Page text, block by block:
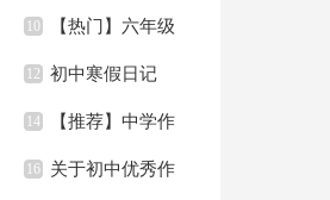
的作文300字三篇
10 【热门】六年级
年的作文300字3篇
12 初中寒假日记
【热】
14 【推荐】中学作
文3篇
16 关于初中优秀作